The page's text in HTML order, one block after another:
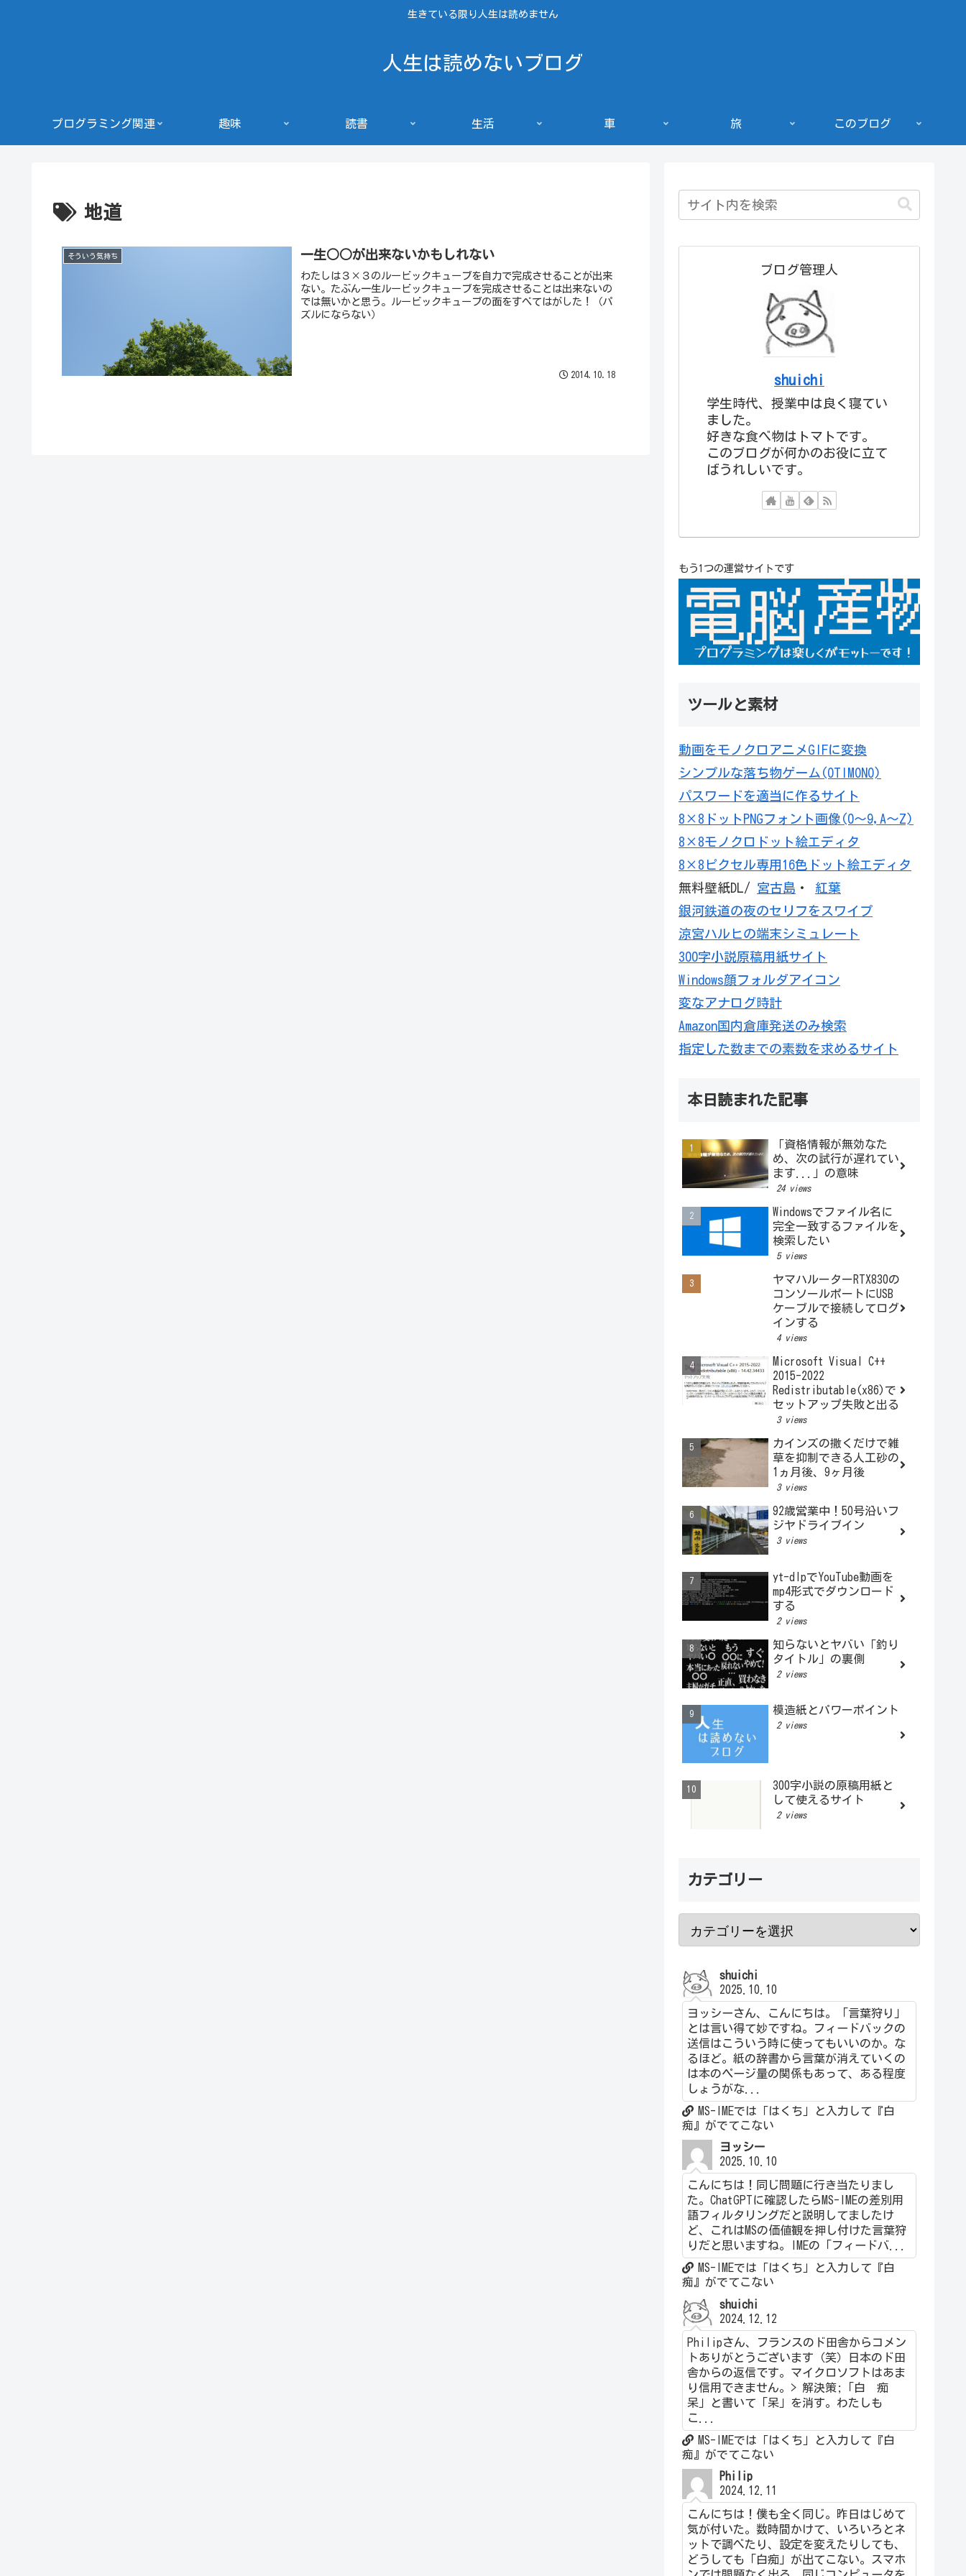
生きている限り人生は読めません
人生は読めないブログ
プログラミング関連 趣味 読書 生活 車 旅 このブログ
地道
そういう気持ち 一生○○が出来ないかもしれない
わたしは３×３のルービックキューブを自力で完成させることが出来
ない。たぶん一生ルービックキューブを完成させることは出来ないの
では無いかと思う。ルービックキューブの面をすべてはがした！（パ
ズルにならない）
2014.10.18
ブログ管理人
shuichi
学生時代、授業中は良く寝てい
ました。
好きな食べ物はトマトです。
このブログが何かのお役に立て
ばうれしいです。
もう1つの運営サイトです
ツールと素材
動画をモノクロアニメGIFに変換
シンプルな落ち物ゲーム(OTIMONO)
パスワードを適当に作るサイト
8×8ドットPNGフォント画像(0～9,A～Z)
8×8モノクロドット絵エディタ
8×8ピクセル専用16色ドット絵エディタ
無料壁紙DL/ 宮古島 ・ 紅葉
銀河鉄道の夜のセリフをスワイプ
涼宮ハルヒの端末シミュレート
300字小説原稿用紙サイト
Windows顔フォルダアイコン
変なアナログ時計
Amazon国内倉庫発送のみ検索
指定した数までの素数を求めるサイト
本日読まれた記事
「資格情報が無効なた
め、次の試行が遅れてい
ます...」の意味
24 views
Windowsでファイル名に
完全一致するファイルを
検索したい
5 views
ヤマハルーターRTX830の
コンソールポートにUSB
ケーブルで接続してログ
インする
4 views
Microsoft Visual C++
2015-2022
Redistributable(x86)で
セットアップ失敗と出る
3 views
カインズの撒くだけで雑
草を抑制できる人工砂の
1ヵ月後、9ヶ月後
3 views
92歳営業中！50号沿いフ
ジヤドライブイン
3 views
yt-dlpでYouTube動画を
mp4形式でダウンロード
する
2 views
知らないとヤバい「釣り
タイトル」の裏側
2 views
模造紙とパワーポイント
2 views
300字小説の原稿用紙と
して使えるサイト
2 views
カテゴリー
shuichi
2025.10.10
ヨッシーさん、こんにちは。「言葉狩り」
とは言い得て妙ですね。フィードバックの
送信はこういう時に使ってもいいのか。な
るほど。紙の辞書から言葉が消えていくの
は本のページ量の関係もあって、ある程度
しょうがな...
MS-IMEでは「はくち」と入力して『白
痴』がでてこない
ヨッシー
2025.10.10
こんにちは！同じ問題に行き当たりまし
た。ChatGPTに確認したらMS-IMEの差別用
語フィルタリングだと説明してましたけ
ど、これはMSの価値観を押し付けた言葉狩
りだと思いますね。IMEの「フィードバ...
MS-IMEでは「はくち」と入力して『白
痴』がでてこない
shuichi
2024.12.12
Philipさん、フランスのド田舎からコメン
トありがとうございます（笑）日本のド田
舎からの返信です。マイクロソフトはあま
り信用できません。> 解決策;「白 痴
呆」と書いて「呆」を消す。わたしも
こ...
MS-IMEでは「はくち」と入力して『白
痴』がでてこない
Philip
2024.12.11
こんにちは！僕も全く同じ。昨日はじめて
気が付いた。数時間かけて、いろいろとネ
ットで調べたり、設定を変えたりしても、
どうしても「白痴」が出てこない。スマホ